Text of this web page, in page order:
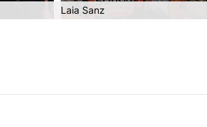
Laia Sanz